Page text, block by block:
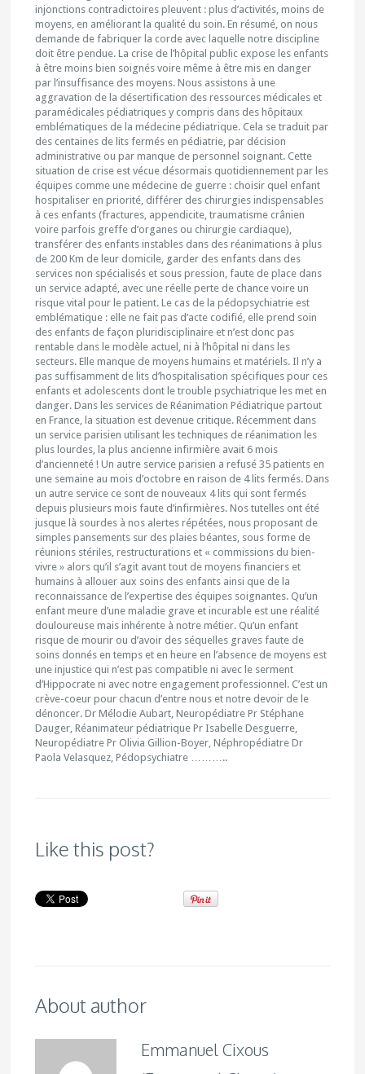
injonctions contradictoires pleuvent : plus d’activités, moins de
moyens, en améliorant la qualité du soin. En résumé, on nous
demande de fabriquer la corde avec laquelle notre discipline
doit être pendue. La crise de l’hôpital public expose les enfants
à être moins bien soignés voire même à être mis en danger
par l’insuffisance des moyens. Nous assistons à une
aggravation de la désertification des ressources médicales et
paramédicales pédiatriques y compris dans des hôpitaux
emblématiques de la médecine pédiatrique. Cela se traduit par
des centaines de lits fermés en pédiatrie, par décision
administrative ou par manque de personnel soignant. Cette
situation de crise est vécue désormais quotidiennement par les
équipes comme une médecine de guerre : choisir quel enfant
hospitaliser en priorité, différer des chirurgies indispensables
à ces enfants (fractures, appendicite, traumatisme crânien
voire parfois greffe d’organes ou chirurgie cardiaque),
transférer des enfants instables dans des réanimations à plus
de 200 Km de leur domicile, garder des enfants dans des
services non spécialisés et sous pression, faute de place dans
un service adapté, avec une réelle perte de chance voire un
risque vital pour le patient. Le cas de la pédopsychiatrie est
emblématique : elle ne fait pas d’acte codifié, elle prend soin
des enfants de façon pluridisciplinaire et n’est donc pas
rentable dans le modèle actuel, ni à l’hôpital ni dans les
secteurs. Elle manque de moyens humains et matériels. Il n’y a
pas suffisamment de lits d’hospitalisation spécifiques pour ces
enfants et adolescents dont le trouble psychiatrique les met en
danger. Dans les services de Réanimation Pédiatrique partout
en France, la situation est devenue critique. Récemment dans
un service parisien utilisant les techniques de réanimation les
plus lourdes, la plus ancienne infirmière avait 6 mois
d’ancienneté ! Un autre service parisien a refusé 35 patients en
une semaine au mois d’octobre en raison de 4 lits fermés. Dans
un autre service ce sont de nouveaux 4 lits qui sont fermés
depuis plusieurs mois faute d’infirmières. Nos tutelles ont été
jusque là sourdes à nos alertes répétées, nous proposant de
simples pansements sur des plaies béantes, sous forme de
réunions stériles, restructurations et « commissions du bien-
vivre » alors qu’il s’agit avant tout de moyens financiers et
humains à allouer aux soins des enfants ainsi que de la
reconnaissance de l’expertise des équipes soignantes. Qu’un
enfant meure d’une maladie grave et incurable est une réalité
douloureuse mais inhérente à notre métier. Qu’un enfant
risque de mourir ou d’avoir des séquelles graves faute de
soins donnés en temps et en heure en l’absence de moyens est
une injustice qui n’est pas compatible ni avec le serment
d’Hippocrate ni avec notre engagement professionnel. C’est un
crève-coeur pour chacun d’entre nous et notre devoir de le
dénoncer. Dr Mélodie Aubart, Neuropédiatre Pr Stéphane
Dauger, Réanimateur pédiatrique Pr Isabelle Desguerre,
Neuropédiatre Pr Olivia Gillion-Boyer, Néphropédiatre Dr
Paola Velasquez, Pédopsychiatre ………..
Like this post?
About author
Emmanuel Cixous